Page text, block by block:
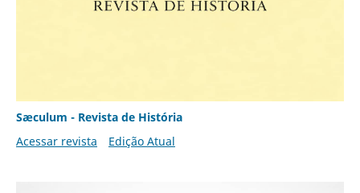
Sæculum - Revista de História
Acessar revista
Edição Atual